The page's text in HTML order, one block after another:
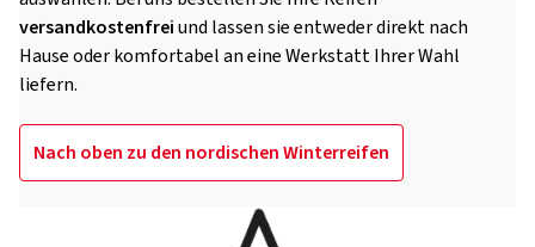
versandkostenfreiund lassen sie entweder direkt nach
Hause oder komfortabel an eine Werkstatt Ihrer Wahl
liefern.
Nach oben zu den nordischen Winterreifen